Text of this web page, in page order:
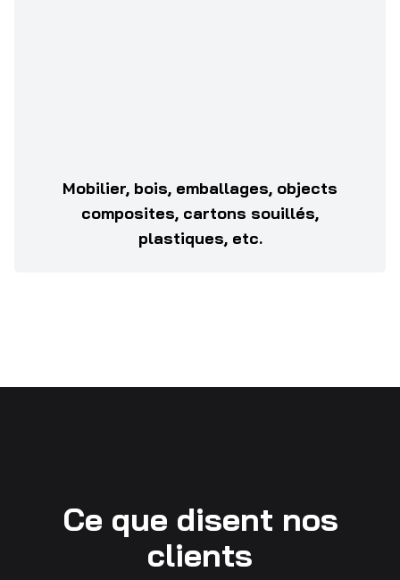
Mobilier, bois, emballages, objects
composites, cartons souillés,
plastiques, etc.
Ce que disent nos
clients